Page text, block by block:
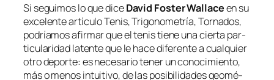
Si se­gui­mos lo que di­ceDavid Foster Wallaceen su
ex­ce­len­te ar­tícu­loTenis, Trigonometría, Tornados,
po­dría­mos afir­mar que el te­nis tie­ne una cier­ta par­
ti­cu­la­ri­dad la­ten­te que le ha­ce di­fe­ren­te a cual­quier
otro de­por­te: es ne­ce­sa­rio te­ner un co­no­ci­mien­to,
más o me­nos in­tui­ti­vo, de las po­si­bi­li­da­des geo­mé­